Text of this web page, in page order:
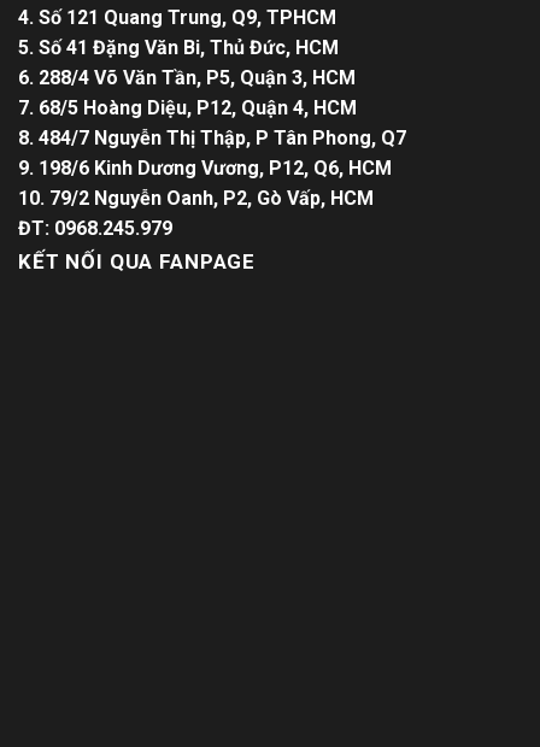
4. Số 121 Quang Trung, Q9, TPHCM
5. Số 41 Đặng Văn Bi, Thủ Đức, HCM
6. 288/4 Võ Văn Tần, P5, Quận 3, HCM
7. 68/5 Hoàng Diệu, P12, Quận 4, HCM
8. 484/7 Nguyễn Thị Thập, P Tân Phong, Q7
9. 198/6 Kinh Dương Vương, P12, Q6, HCM
10. 79/2 Nguyễn Oanh, P2, Gò Vấp, HCM
ĐT: 0968.245.979
KẾT NỐI QUA FANPAGE